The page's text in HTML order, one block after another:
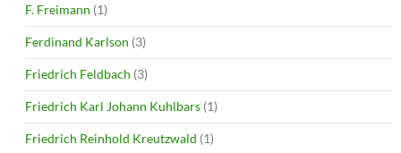
F. Freimann (1)
Ferdinand Karlson (3)
Friedrich Feldbach (3)
Friedrich Karl Johann Kuhlbars (1)
Friedrich Reinhold Kreutzwald (1)